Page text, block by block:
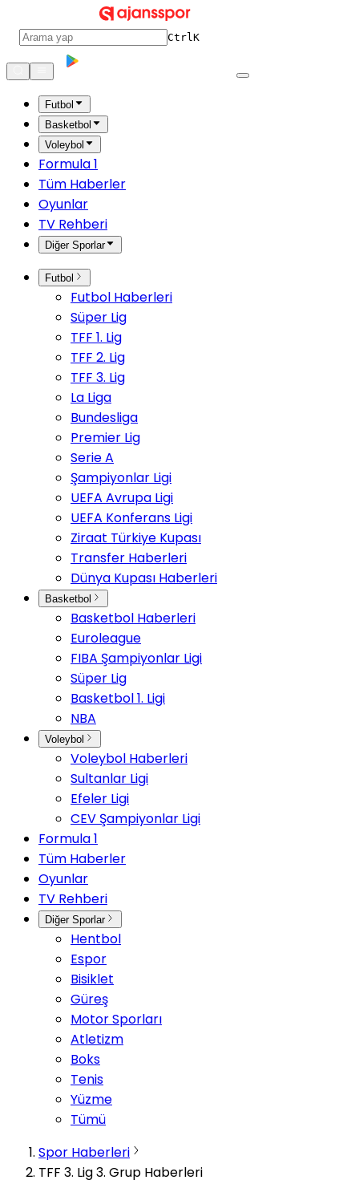
CtrlK
Futbol
Basketbol
Voleybol
Formula 1
Tüm Haberler
Oyunlar
TV Rehberi
Diğer Sporlar
Futbol
Futbol Haberleri
Süper Lig
TFF 1. Lig
TFF 2. Lig
TFF 3. Lig
La Liga
Bundesliga
Premier Lig
Serie A
Şampiyonlar Ligi
UEFA Avrupa Ligi
UEFA Konferans Ligi
Ziraat Türkiye Kupası
Transfer Haberleri
Dünya Kupası Haberleri
Basketbol
Basketbol Haberleri
Euroleague
FIBA Şampiyonlar Ligi
Süper Lig
Basketbol 1. Ligi
NBA
Voleybol
Voleybol Haberleri
Sultanlar Ligi
Efeler Ligi
CEV Şampiyonlar Ligi
Formula 1
Tüm Haberler
Oyunlar
TV Rehberi
Diğer Sporlar
Hentbol
Espor
Bisiklet
Güreş
Motor Sporları
Atletizm
Boks
Tenis
Yüzme
Tümü
Spor Haberleri
TFF 3. Lig 3. Grup Haberleri